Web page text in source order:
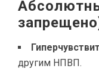
другим НПВП.